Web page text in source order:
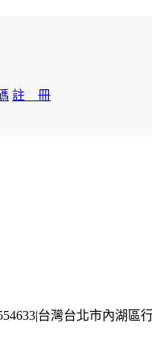
註 冊
|台灣台北市內湖區